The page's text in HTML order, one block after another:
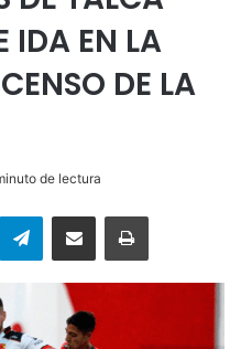
IDA EN LA
DE LA
de lectura
TelegramEnviar vía email Imprimir